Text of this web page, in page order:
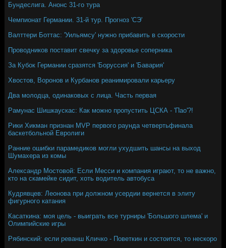
Бундеслига. Анонс 31-го тура
Чемпионат Германии. 31-й тур. Прогноз 'СЭ'
Валттери Боттас: 'Уильямсу' нужно прибавить в скорости
Проводников поставит свечку за здоровье соперника
За Кубок Германии сразятся 'Боруссия' и 'Бавария'
Хвостов, Воронов и Курбанов реанимировали карьеру
Два молодца, одинаковых с лица. Часть первая
Рамунас Шишкаускас: Как можно пропустить ЦСКА - 'Пао'?!
Рики Хикман признан MVP первого раунда четвертьфинала
баскетбольной Евролиги
Ранние ошибки парамедиков могли ухудшить шансы на выход
Шумахера из комы
Александр Мостовой: Если Месси и компания играют, то не важно,
кто на скамейке сидит, хоть водитель автобуса
Кудрявцев: Леонова при должном усердии вернется в элиту
фигурного катания
Касаткина: моя цель - выиграть все турниры 'Большого шлема' и
Олимпийские игры
Рябинский: если реванш Кличко - Поветкин и состоится, то нескоро